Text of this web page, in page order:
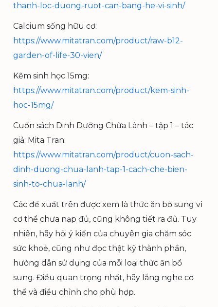
thanh-loc-duong-ruot-can-bang-he-vi-sinh/
Calcium sống hữu cơ:
https://www.mitatran.com/product/raw-b12-
garden-of-life-30-vien/
Kẽm sinh học 15mg:
https://www.mitatran.com/product/kem-sinh-
hoc-15mg/
Cuốn sách Dinh Dưỡng Chữa Lành – tập 1 – tác
giả: Mita Tran:
https://www.mitatran.com/product/cuon-sach-
dinh-duong-chua-lanh-tap-1-cach-che-bien-
sinh-to-chua-lanh/
Các đề xuất trên được xem là thức ăn bổ sung vì
cơ thể chưa nạp đủ, cũng không tiết ra đủ. Tuy
nhiên, hãy hỏi ý kiến của chuyên gia chăm sóc
sức khoẻ, cũng như đọc thật kỹ thành phần,
hướng dẫn sử dụng của mỗi loại thức ăn bổ
sung. Điều quan trọng nhất, hãy lắng nghe cơ
thể và điều chỉnh cho phù hợp.